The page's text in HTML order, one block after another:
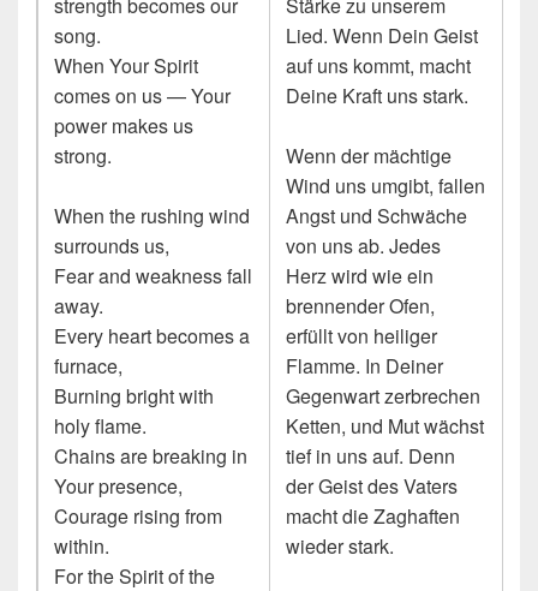
song.
When Your Spirit
comes on us — Your
power makes us
strong.
When the rushing wind
surrounds us,
Fear and weakness fall
away.
Every heart becomes a
furnace,
Burning bright with
holy flame.
Chains are breaking in
Your presence,
Courage rising from
within.
For the Spirit of the
Lied. Wenn Dein Geist
auf uns kommt, macht
Deine Kraft uns stark.
Wenn der mächtige
Wind uns umgibt, fallen
Angst und Schwäche
von uns ab. Jedes
Herz wird wie ein
brennender Ofen,
erfüllt von heiliger
Flamme. In Deiner
Gegenwart zerbrechen
Ketten, und Mut wächst
tief in uns auf. Denn
der Geist des Vaters
macht die Zaghaften
wieder stark.